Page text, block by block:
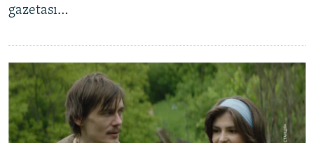
gazetası…